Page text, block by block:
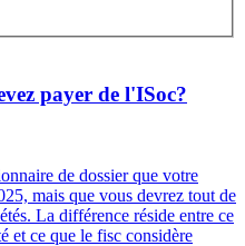
payer de l'ISoc?
de dossier que votre
mais que vous devrez tout de
La différence réside entre ce
et ce que le fisc considère